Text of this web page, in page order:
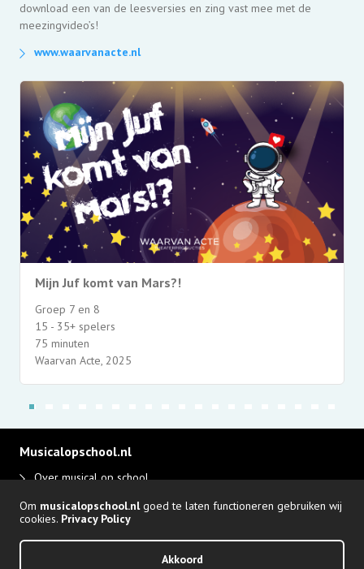
download een van de leesversies en zing vast mee met de
meezingvideo’s!
www.waarvanacte.nl
Mijn Juf komt van Mars?!
Groep 7 en 8
15 - 35+ spelers
75 minuten
Waarvan Acte, 2025
Om musicalopschool.nlgoed te laten functioneren gebruiken wij
cookies. Privacy Policy
Akkoord
Musicalopschool.nl
Over musical op school
Adverteren
Login Producent